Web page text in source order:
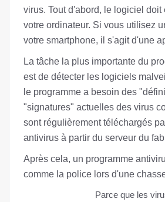
virus. Tout d'abord, le logiciel doit
votre ordinateur. Si vous utilisez
votre smartphone, il s'agit d'une
La tâche la plus importante du
est de détecter les logiciels
le programme a besoin des
"signatures" actuelles des virus
sont régulièrement téléchargés
antivirus à partir du serveur du
Après cela, un programme
comme la police lors d'une
Parce que les